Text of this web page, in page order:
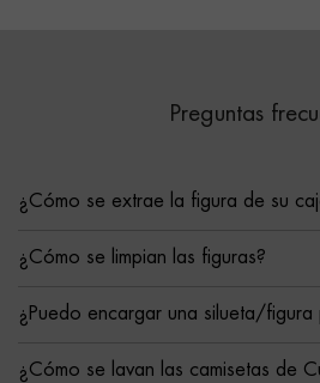
Preguntas
¿Cómo se extrae la figura de su
¿Cómo se limpian las figuras?
¿Puedo encargar una silueta/figura
¿Cómo se lavan las camisetas de